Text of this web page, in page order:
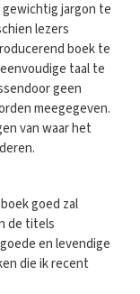
jargon te
lezers
boek te
taal te
geen
meegegeven.
van waar het
goed zal
de titels
en levendige
die ik recent